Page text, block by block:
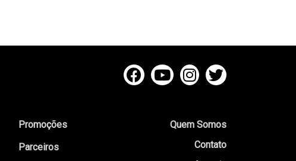
Promoções
Parceiros
Quem Somos
Contato